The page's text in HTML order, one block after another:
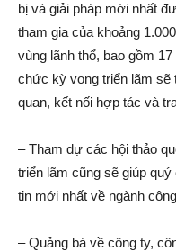
bị và giải pháp mới nhất
tham gia của khoảng
vùng lãnh thổ, bao gồm
chức kỳ vọng triển lãm sẽ
quan, kết nối hợp tác và
– Tham dự các hội thảo
triển lãm cũng sẽ giúp
tin mới nhất về ngành
– Quảng bá về công ty,